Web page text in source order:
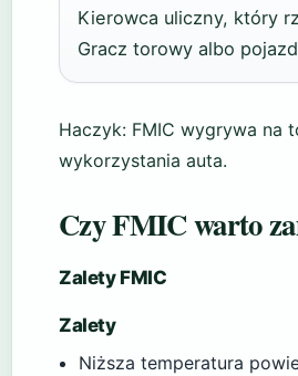
Kierowca uliczny, który
Gracz torowy albo
Haczyk: FMIC wygrywa na
wykorzystania auta.
Czy FMIC warto
Zalety FMIC
Zalety
Niższa temperatura